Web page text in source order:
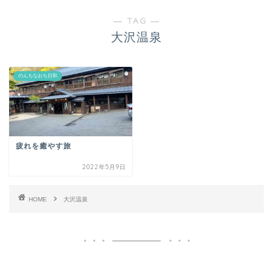
― TAG ―
大沢温泉
のんちなおち日和
疲れを癒やす旅
2022年5月9日
HOME 大沢温泉